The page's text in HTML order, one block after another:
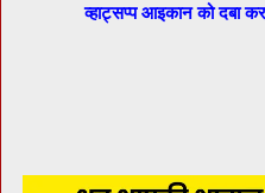
व्हाट्सप्प आइकान को दबा